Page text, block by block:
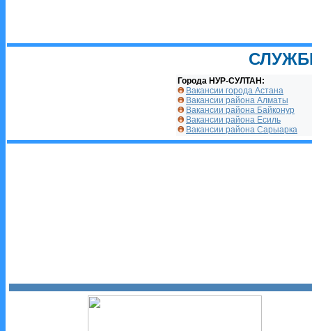
Города НУР-СУЛТАН:
Вакансии города Астана
Вакансии района Алматы
Вакансии района Байконур
Вакансии района Есиль
Вакансии района Сарыарка